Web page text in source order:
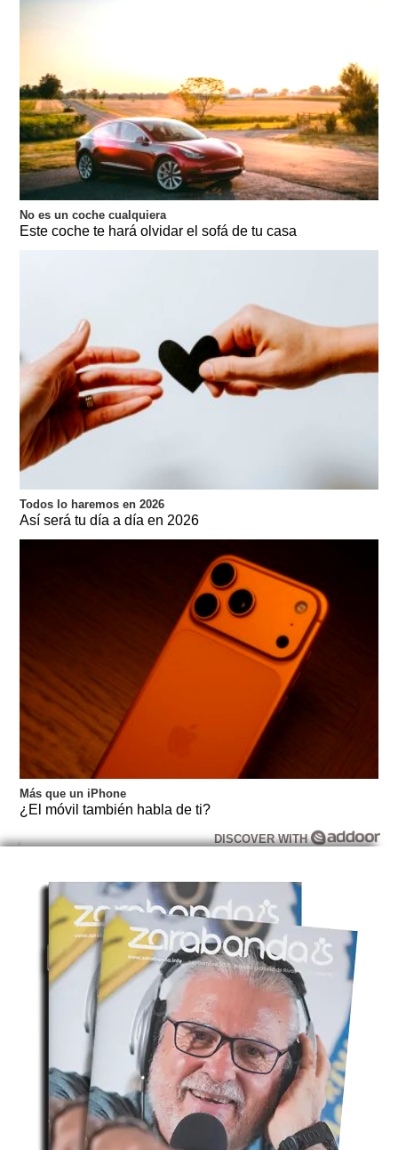
No es un coche cualquiera
Este coche te hará olvidar el sofá de tu casa
Todos lo haremos en 2026
Así será tu día a día en 2026
Más que un iPhone
¿El móvil también habla de ti?
DISCOVER WITH